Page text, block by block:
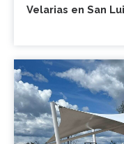
Velarias en San